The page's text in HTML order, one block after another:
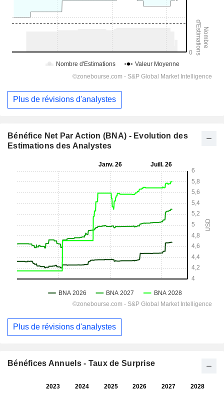
Plus de révisions d'analystes
Bénéfice Net Par Action (BNA) - Evolution des
Estimations des Analystes
Plus de révisions d'analystes
Bénéfices Annuels - Taux de Surprise